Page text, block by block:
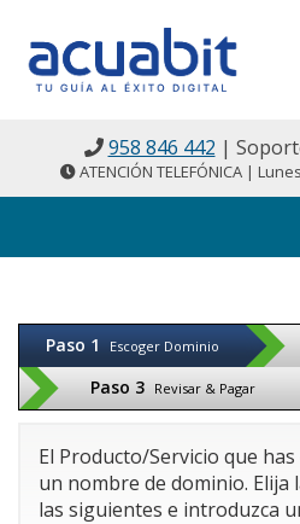
958 846 442 |
ATENCIÓN TELEFÓNICA |
Paso 1 Escoger Dominio
Paso 3 Revisar & Pagar
El Producto/Servicio que
un nombre de dominio. Elija
las siguientes e introduzca